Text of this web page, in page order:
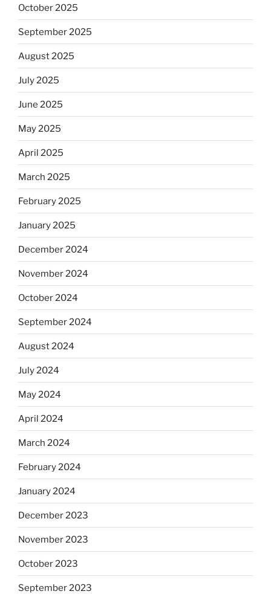
October 2025
September 2025
August 2025
July 2025
June 2025
May 2025
April 2025
March 2025
February 2025
January 2025
December 2024
November 2024
October 2024
September 2024
August 2024
July 2024
May 2024
April 2024
March 2024
February 2024
January 2024
December 2023
November 2023
October 2023
September 2023